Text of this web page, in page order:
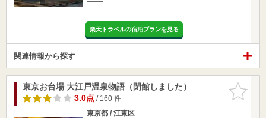
楽天トラベルの宿泊プランを見る
関連情報から探す
お気に入
りに追加
東京お台場 大江戸温泉物語（閉館しました）
3.0点/ 160 件
東京都 / 江東区